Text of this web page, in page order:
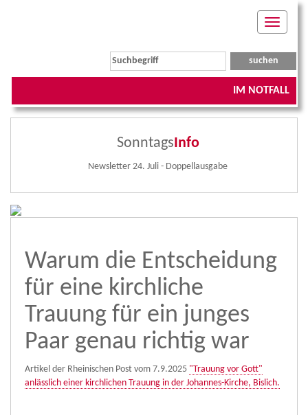
Toggle
IM NOTFALL
SonntagsInfo
Newsletter 24. Juli - Doppellausgabe
Warum die Entscheidung
für eine kirchliche
Trauung für ein junges
Paar genau richtig war
Artikel der Rheinischen Post vom 7.9.2025 "Trauung vor Gott"
anlässlich einer kirchlichen Trauung in der Johannes-Kirche, Bislich.